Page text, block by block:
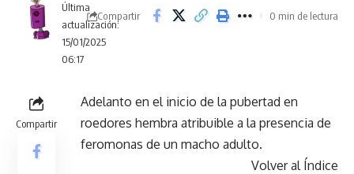
Última
actualización:
15/01/2025
06:17
Compartir 0 min de lectura
Compartir
Adelanto en el inicio de la pubertad en
roedores hembra atribuible a la presencia de
feromonas de un macho adulto.
Volver al Índice